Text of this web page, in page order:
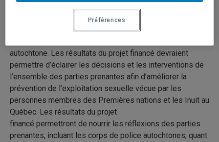
Description du programme
Cet appel de propositions vise à mieux comprendre et
autochtone. Les résultats du projet financé devraient
permettre d’éclairer les décisions et les interventions de
l’ensemble des parties prenantes afin d’améliorer la
prévention de l’exploitation sexuelle vécue par les
personnes membres des Premières nations et les Inuit au
Québec. Les résultats du projet
financé permettront de nourrir les réflexions des parties
prenantes, incluant les corps de police autochtones, quant
Préférences